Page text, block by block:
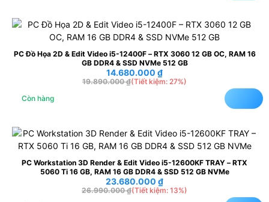
PC Đồ Họa 2D & Edit Video i5-12400F – RTX 3060 12 GB OC, RAM 16
GB DDR4 & SSD NVMe 512 GB
(Tiết kiệm: 27%)
19.890.000₫
14.680.000 ₫
Còn hàng
PC Workstation 3D Render & Edit Video i5-12600KF TRAY – RTX
5060 Ti 16 GB, RAM 16 GB DDR4 & SSD 512 GB NVMe
(Tiết kiệm: 13%)
26.990.000₫
23.680.000 ₫